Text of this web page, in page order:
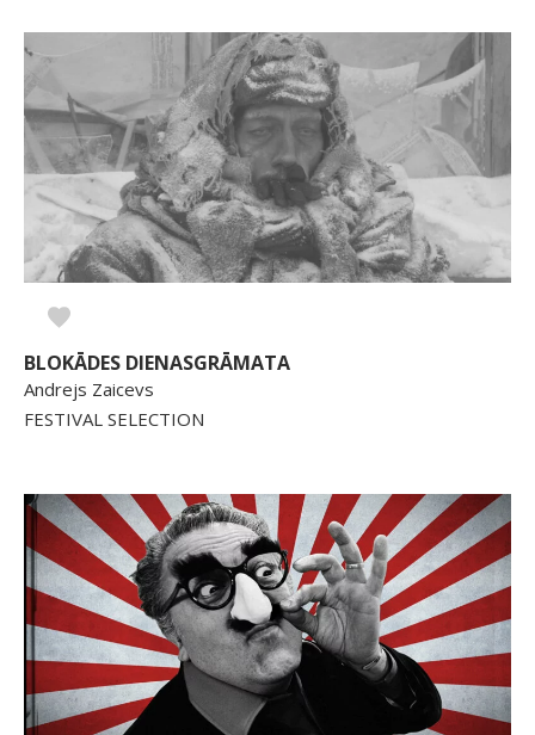
BLOKĀDES DIENASGRĀMATA
Andrejs Zaicevs
FESTIVAL SELECTION